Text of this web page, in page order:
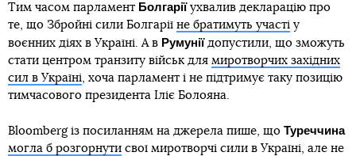
Тим часом парламент Болгаріїухвалив декларацію про
те, що Збройні сили Болгарії не братимуть участі у
воєнних діях в Україні. А в Румуніїдопустили, що зможуть
стати центром транзиту військ для миротворчих західних
сил в Україні, хоча парламент і не підтримує таку позицію
тимчасового президента Іліє Болояна.
Bloomberg із посиланням на джерела пише, що Туреччина
могла б розгорнути свої миротворчі сили в Україні, але не